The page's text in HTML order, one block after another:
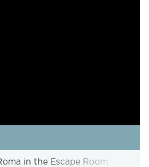
in the Escape Room